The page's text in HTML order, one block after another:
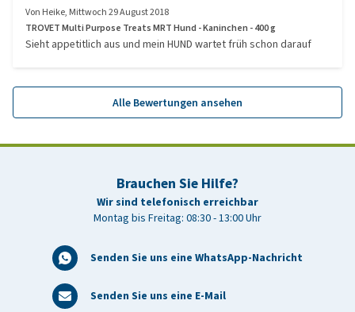
Von Heike, Mittwoch 29 August 2018
TROVET Multi Purpose Treats MRT Hund - Kaninchen - 400 g
Sieht appetitlich aus und mein HUND wartet früh schon darauf
Alle Bewertungen ansehen
Brauchen Sie Hilfe?
Wir sind telefonisch erreichbar
Montag bis Freitag: 08:30 - 13:00 Uhr
Senden Sie uns eine WhatsApp-Nachricht
Senden Sie uns eine E-Mail